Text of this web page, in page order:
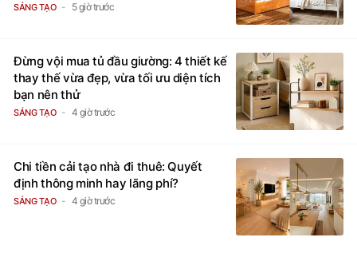
SÁNG TẠO 5 giờ trước
Đừng vội mua tủ đầu giường: 4 thiết kế
thay thế vừa đẹp, vừa tối ưu diện tích
bạn nên thử
SÁNG TẠO 4 giờ trước
Chi tiền cải tạo nhà đi thuê: Quyết
định thông minh hay lãng phí?
SÁNG TẠO 4 giờ trước